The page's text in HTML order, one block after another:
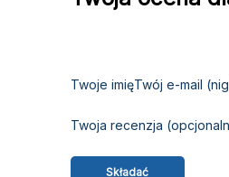
Twoje imięTwój e-mail
Twoja recenzja